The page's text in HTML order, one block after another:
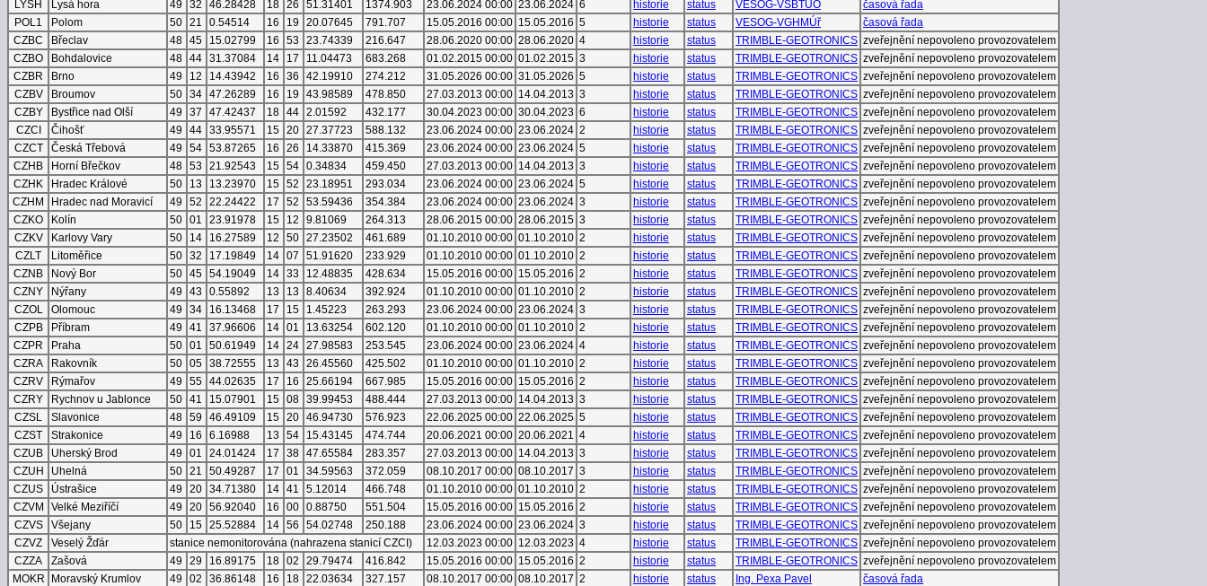
LYSH
Lysá hora 49 32 46.28428 18 26 51.31401 1374.903 23.06.2024 00:00 23.06.2024 6 historie status VESOG-VŠBTUO
časová řada
POL1
Polom 50 21 0.54514 16 19 20.07645 791.707 15.05.2016 00:00 15.05.2016 5 historie status VESOG-VGHMÚř
časová řada
CZBC
Břeclav 48 45 15.02799 16 53 23.74339 216.647 28.06.2020 00:00 28.06.2020 4 historie status TRIMBLE-GEOTRONICS zveřejnění nepovoleno provozovatelem
CZBO
Bohdalovice 48 44 31.37084 14 17 11.04473 683.268 01.02.2015 00:00 01.02.2015 3 historie status TRIMBLE-GEOTRONICS zveřejnění nepovoleno provozovatelem
CZBR
Brno 49 12 14.43942 16 36 42.19910 274.212 31.05.2026 00:00 31.05.2026 5 historie status TRIMBLE-GEOTRONICS zveřejnění nepovoleno provozovatelem
CZBV
Broumov 50 34 47.26289 16 19 43.98589 478.850 27.03.2013 00:00 14.04.2013 3 historie status TRIMBLE-GEOTRONICS zveřejnění nepovoleno provozovatelem
CZBY
Bystřice nad Olší 49 37 47.42437 18 44 2.01592 432.177 30.04.2023 00:00 30.04.2023 6 historie status TRIMBLE-GEOTRONICS zveřejnění nepovoleno provozovatelem
CZCI
Čihošť 49 44 33.95571 15 20 27.37723 588.132 23.06.2024 00:00 23.06.2024 2 historie status TRIMBLE-GEOTRONICS zveřejnění nepovoleno provozovatelem
CZCT
Česká Třebová 49 54 53.87265 16 26 14.33870 415.369 23.06.2024 00:00 23.06.2024 5 historie status TRIMBLE-GEOTRONICS zveřejnění nepovoleno provozovatelem
CZHB
Horní Břečkov 48 53 21.92543 15 54 0.34834 459.450 27.03.2013 00:00 14.04.2013 3 historie status TRIMBLE-GEOTRONICS zveřejnění nepovoleno provozovatelem
CZHK
Hradec Králové 50 13 13.23970 15 52 23.18951 293.034 23.06.2024 00:00 23.06.2024 5 historie status TRIMBLE-GEOTRONICS zveřejnění nepovoleno provozovatelem
CZHM
Hradec nad Moravicí 49 52 22.24422 17 52 53.59436 354.384 23.06.2024 00:00 23.06.2024 3 historie status TRIMBLE-GEOTRONICS zveřejnění nepovoleno provozovatelem
CZKO
Kolín 50 01 23.91978 15 12 9.81069 264.313 28.06.2015 00:00 28.06.2015 3 historie status TRIMBLE-GEOTRONICS zveřejnění nepovoleno provozovatelem
CZKV
Karlovy Vary 50 14 16.27589 12 50 27.23502 461.689 01.10.2010 00:00 01.10.2010 2 historie status TRIMBLE-GEOTRONICS zveřejnění nepovoleno provozovatelem
CZLT
Litoměřice 50 32 17.19849 14 07 51.91620 233.929 01.10.2010 00:00 01.10.2010 2 historie status TRIMBLE-GEOTRONICS zveřejnění nepovoleno provozovatelem
CZNB
Nový Bor 50 45 54.19049 14 33 12.48835 428.634 15.05.2016 00:00 15.05.2016 2 historie status TRIMBLE-GEOTRONICS zveřejnění nepovoleno provozovatelem
CZNY
Nýřany 49 43 0.55892 13 13 8.40634 392.924 01.10.2010 00:00 01.10.2010 2 historie status TRIMBLE-GEOTRONICS zveřejnění nepovoleno provozovatelem
CZOL
Olomouc 49 34 16.13468 17 15 1.45223 263.293 23.06.2024 00:00 23.06.2024 3 historie status TRIMBLE-GEOTRONICS zveřejnění nepovoleno provozovatelem
CZPB
Příbram 49 41 37.96606 14 01 13.63254 602.120 01.10.2010 00:00 01.10.2010 2 historie status TRIMBLE-GEOTRONICS zveřejnění nepovoleno provozovatelem
CZPR
Praha 50 01 50.61949 14 24 27.98583 253.545 23.06.2024 00:00 23.06.2024 4 historie status TRIMBLE-GEOTRONICS zveřejnění nepovoleno provozovatelem
CZRA
Rakovník 50 05 38.72555 13 43 26.45560 425.502 01.10.2010 00:00 01.10.2010 2 historie status TRIMBLE-GEOTRONICS zveřejnění nepovoleno provozovatelem
CZRV
Rýmařov 49 55 44.02635 17 16 25.66194 667.985 15.05.2016 00:00 15.05.2016 2 historie status TRIMBLE-GEOTRONICS zveřejnění nepovoleno provozovatelem
CZRY
Rychnov u Jablonce 50 41 15.07901 15 08 39.99453 488.444 27.03.2013 00:00 14.04.2013 3 historie status TRIMBLE-GEOTRONICS zveřejnění nepovoleno provozovatelem
CZSL
Slavonice 48 59 46.49109 15 20 46.94730 576.923 22.06.2025 00:00 22.06.2025 5 historie status TRIMBLE-GEOTRONICS zveřejnění nepovoleno provozovatelem
CZST
Strakonice 49 16 6.16988 13 54 15.43145 474.744 20.06.2021 00:00 20.06.2021 4 historie status TRIMBLE-GEOTRONICS zveřejnění nepovoleno provozovatelem
CZUB
Uherský Brod 49 01 24.01424 17 38 47.65584 283.357 27.03.2013 00:00 14.04.2013 3 historie status TRIMBLE-GEOTRONICS zveřejnění nepovoleno provozovatelem
CZUH
Uhelná 50 21 50.49287 17 01 34.59563 372.059 08.10.2017 00:00 08.10.2017 3 historie status TRIMBLE-GEOTRONICS zveřejnění nepovoleno provozovatelem
CZUS
Ústrašice 49 20 34.71380 14 41 5.12014 466.748 01.10.2010 00:00 01.10.2010 2 historie status TRIMBLE-GEOTRONICS zveřejnění nepovoleno provozovatelem
CZVM
Velké Meziříčí 49 20 56.92040 16 00 0.88750 551.504 15.05.2016 00:00 15.05.2016 2 historie status TRIMBLE-GEOTRONICS zveřejnění nepovoleno provozovatelem
CZVS
Všejany 50 15 25.52884 14 56 54.02748 250.188 23.06.2024 00:00 23.06.2024 3 historie status TRIMBLE-GEOTRONICS zveřejnění nepovoleno provozovatelem
CZVZ
Veselý Žďár stanice nemonitorována (nahrazena stanicí CZCI) 12.03.2023 00:00 12.03.2023 4 historie status TRIMBLE-GEOTRONICS zveřejnění nepovoleno provozovatelem
CZZA
Zašová 49 29 16.89175 18 02 29.79474 416.842 15.05.2016 00:00 15.05.2016 2 historie status TRIMBLE-GEOTRONICS zveřejnění nepovoleno provozovatelem
MOKR
Moravský Krumlov 49 02 36.86148 16 18 22.03634 327.157 08.10.2017 00:00 08.10.2017 2 historie status Ing. Pexa Pavel
časová řada